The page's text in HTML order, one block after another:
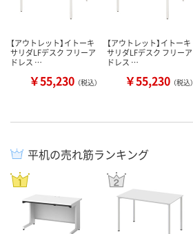
【アウトレット】イトーキ
サリダLFデスク フリーア
ドレス …
￥55,230 （税込）
【アウトレット】イトーキ
サリダLFデスク フリーア
ドレス …
￥55,230 （税込）
平机の売れ筋ランキング